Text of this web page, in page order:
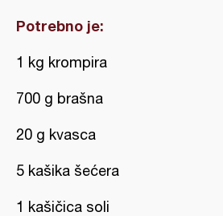
Potrebno je:
1 kg krompira
700 g brašna
20 g kvasca
5 kašika šećera
1 kašičica soli